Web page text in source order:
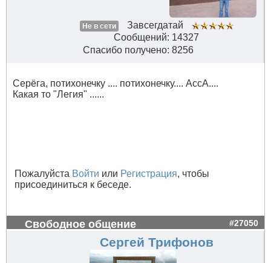
Не в сети
Завсегдатай
Сообщений: 14327
Спасибо получено: 8256
Серёга, потихонечку .... потихонечку.... АссА....
Какая то "Легия" ......
Пожалуйста Войти или Регистрация, чтобы
присоединиться к беседе.
Свободное общение #27050
Сергей Трифонов